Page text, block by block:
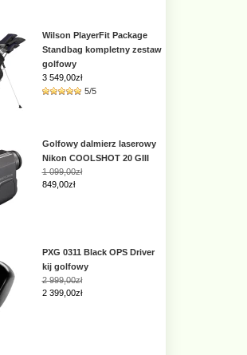
Wilson PlayerFit Package
Standbag kompletny zestaw
golfowy
3 549,00zł
5/5
Golfowy dalmierz laserowy
Nikon COOLSHOT 20 GIII
1 099,00zł
849,00zł
PXG 0311 Black OPS Driver
kij golfowy
2 999,00zł
2 399,00zł